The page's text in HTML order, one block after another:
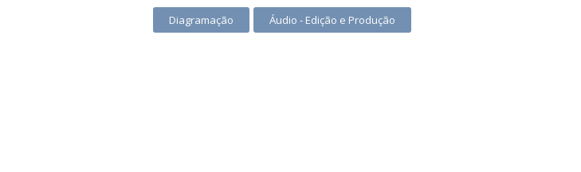
Diagramação Áudio - Edição e Produção